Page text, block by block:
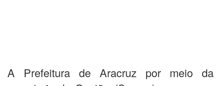
A Prefeitura de Aracruz por meio da